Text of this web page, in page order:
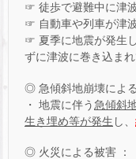
☞ 徒歩で避難中に津
☞ 自動車や列車が津
☞ 夏季に地震が発生
ずに津波に巻き込まれ
◎ 急傾斜地崩壊によ
・ 地震に伴う急傾斜
生き埋め等が発生 し、
◎ 火災による被害 ：